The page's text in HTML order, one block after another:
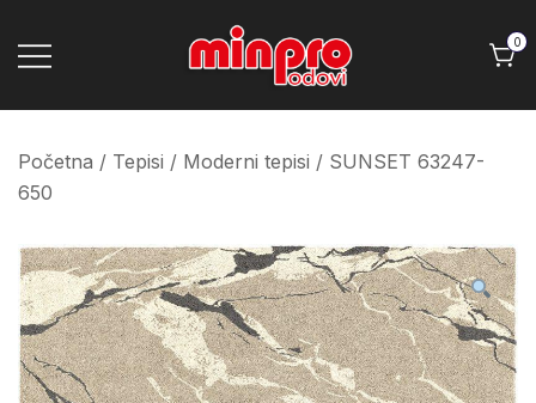
Minpro podovi
0
Početna / Tepisi / Moderni tepisi / SUNSET 63247-
650